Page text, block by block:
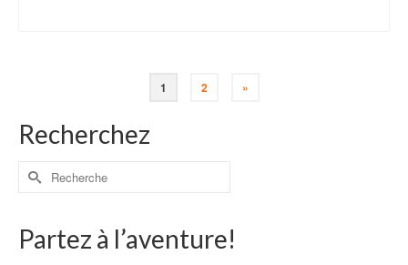
1 2 »
Recherchez
Partez à l’aventure!